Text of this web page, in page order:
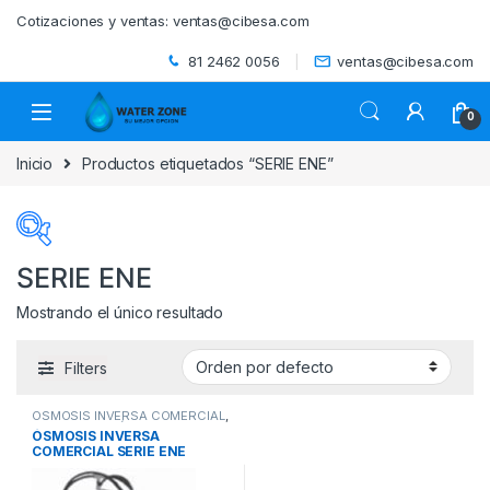
Cotizaciones y ventas: ventas@cibesa.com
81 2462 0056 ventas@cibesa.com
0
Inicio Productos etiquetados “SERIE ENE”
ACCESORIOS (0)
BEBEDEROS(0)
BIODIGESTORES
SERIE ENE
Mostrando el único resultado
Filters
OSMOSIS INVERSA COMERCIAL,
SISTEMAS DE ÓSMOSIS
INVERSA Y UTRAFILTRACIÓN
SISTEMAS DE TRATAMIENTO DE
ÓSMOSIS INVERSA
COMERCIAL SERIE ENE